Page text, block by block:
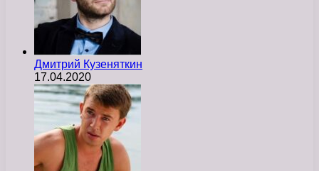
Дмитрий Кузеняткин
17.04.2020